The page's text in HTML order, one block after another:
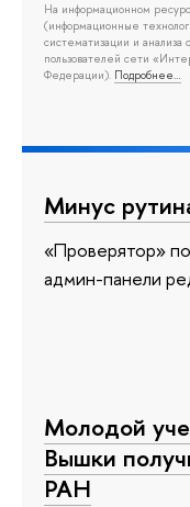
На информационном
(информационные
систематизации и
пользователей сети
Федерации). Подробнее…
Минус
«Проверятор»
админ-панели
Молодой
Вышки
РАН